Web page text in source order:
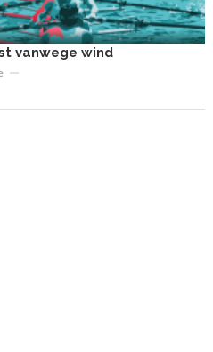
vanwege wind